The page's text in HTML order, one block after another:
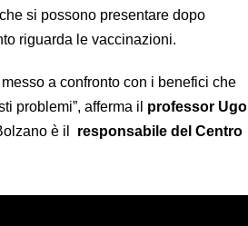
si possono presentare dopo
riguarda le vaccinazioni.
a confronto con i benefici che
problemi”, afferma il professor Ugo
è il responsabile del Centro